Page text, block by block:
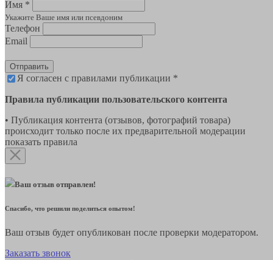
Имя *
Укажите Ваше имя или псевдоним
Телефон
Email
Отправить
Я согласен с правилами публикации *
Правила публикации пользовательского контента
• Публикация контента (отзывов, фотографий товара)
происходит только после их предварительной модерации
показать правила
Ваш отзыв отправлен!
Спасибо, что решили поделиться опытом!
Ваш отзыв будет опубликован после проверки модератором.
Заказать звонок